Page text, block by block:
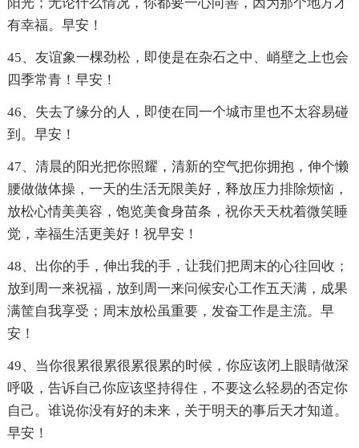
有幸福。早安！
45、友谊象一棵劲松，即使是在杂石之中、峭壁之上也会
四季常青！早安！
46、失去了缘分的人，即使在同一个城市里也不太容易碰
到。早安！
47、清晨的阳光把你照耀，清新的空气把你拥抱，伸个懒
腰做做体操，一天的生活无限美好，释放压力排除烦恼，
放松心情美美容，饱览美食身苗条，祝你天天枕着微笑睡
觉，幸福生活更美好！祝早安！
48、出你的手，伸出我的手，让我们把周末的心往回收；
放到周一来祝福，放到周一来问候安心工作五天满，成果
满筐自我享受；周末放松虽重要，发奋工作是主流。早
安！
49、当你很累很累很累很累的时候，你应该闭上眼睛做深
呼吸，告诉自己你应该坚持得住，不要这么轻易的否定你
自己。谁说你没有好的未来，关于明天的事后天才知道。
早安！